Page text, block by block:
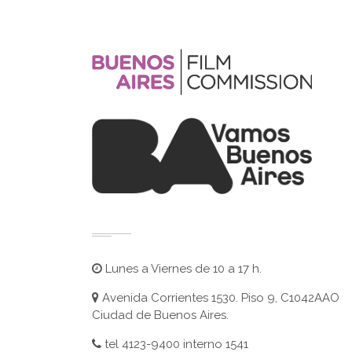
Lunes a Viernes de 10 a 17 h.
Avenida Corrientes 1530. Piso 9, C1042AAO
Ciudad de Buenos Aires.
tel 4123-9400 interno 1541